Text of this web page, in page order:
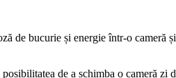
bucurie și energie într-o cameră
de a schimba o cameră zi